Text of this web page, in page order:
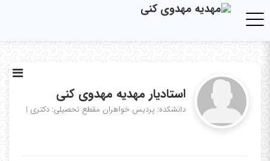
Toggle navigation
استادیار مهدیه مهدوی کنی
دانشکده: پردیس خواهران مقطع تحصیلی: دکتری |